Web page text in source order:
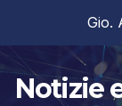
contenuto
Gio.
Notizie